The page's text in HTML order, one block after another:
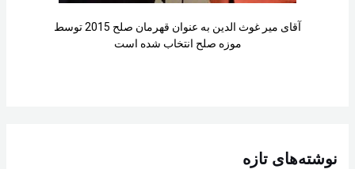
آقای میر غوث الدین به عنوان قهرمان صلح 2015 توسط
موزه صلح انتخاب شده است
نوشته‌های تازه